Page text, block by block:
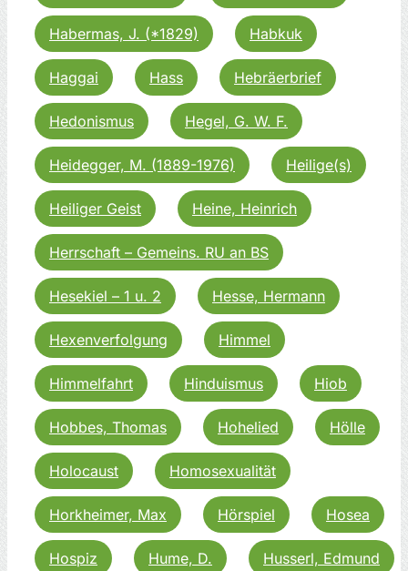
Habermas, J. (*1829) Habkuk
Haggai Hass Hebräerbrief
Hedonismus Hegel, G. W. F.
Heidegger, M. (1889-1976) Heilige(s)
Heiliger Geist Heine, Heinrich
Herrschaft – Gemeins. RU an BS
Hesekiel – 1 u. 2 Hesse, Hermann
Hexenverfolgung Himmel
Himmelfahrt Hinduismus Hiob
Hobbes, Thomas Hohelied Hölle
Holocaust Homosexualität
Horkheimer, Max Hörspiel Hosea
Hospiz Hume, D. Husserl, Edmund